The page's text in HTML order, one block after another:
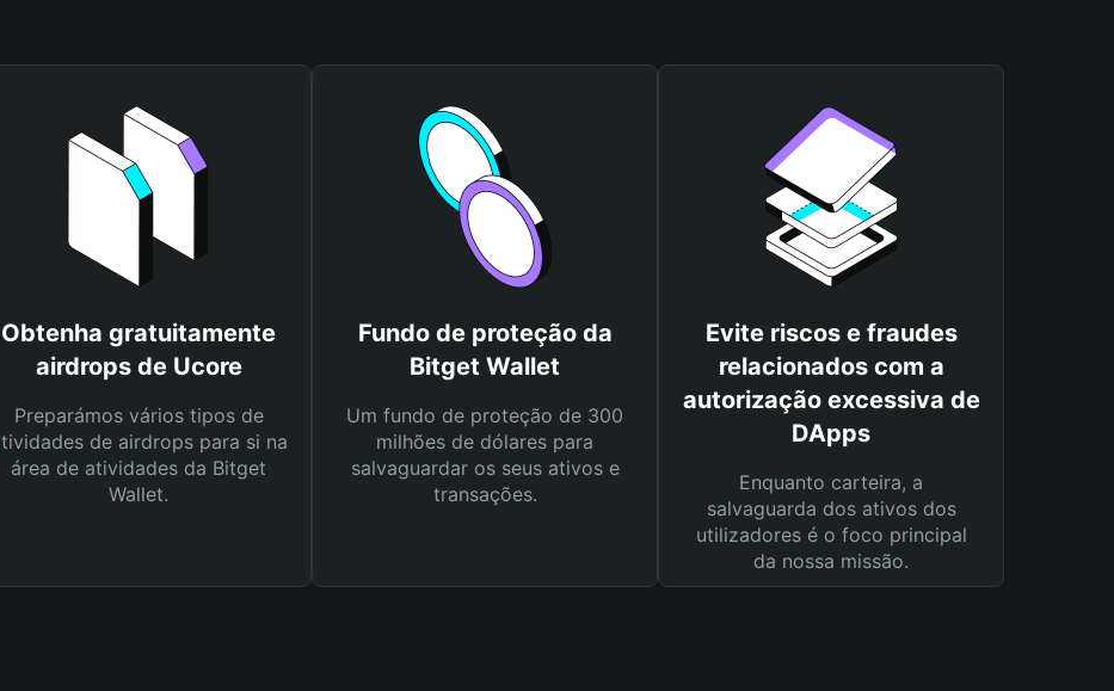
Obtenha gratuitamente
airdrops de Ucore
Preparámos vários tipos de
de airdrops para si na
área de atividades da Bitget
Wallet.
Fundo de proteção da
Bitget Wallet
Um fundo de proteção de 300
milhões de dólares para
salvaguardar os seus ativos e
transações.
Evite riscos e fraudes
relacionados com a
autorização excessiva de
DApps
Enquanto carteira, a
salvaguarda dos ativos dos
utilizadores é o foco principal
da nossa missão.